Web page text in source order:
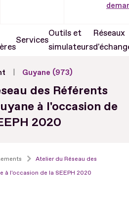
Services
Outils et
simulateurs
Réseaux
Guyane (973)
des Référents
à l'occasion de
2020
Atelier du Réseau des
à l'occasion de la SEEPH 2020